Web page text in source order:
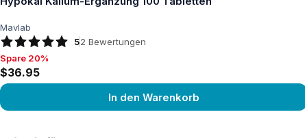
Mavlab
52 Bewertungen
Spare 20%, $36.95
Spare 20%
$36.95
In den Warenkorb